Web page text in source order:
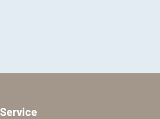
Service